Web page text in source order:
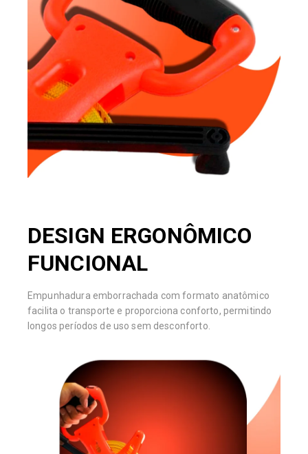
DESIGN ERGONÔMICO
FUNCIONAL
Empunhadura emborrachada com formato anatômico
facilita o transporte e proporciona conforto, permitindo
longos períodos de uso sem desconforto.